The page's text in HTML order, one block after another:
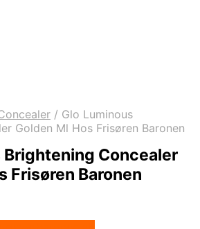
/ Glo Luminous
Golden Ml Hos Frisøren Baronen
Brightening Concealer
Frisøren Baronen